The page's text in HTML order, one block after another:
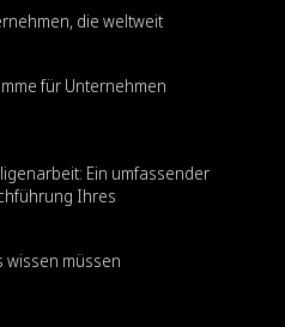
die weltweit
für Unternehmen
Ein umfassender
Ihres
wissen müssen